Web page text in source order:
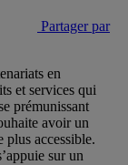
Partager par
en
et services qui
prémunissant
avoir un
plus accessible.
sur un